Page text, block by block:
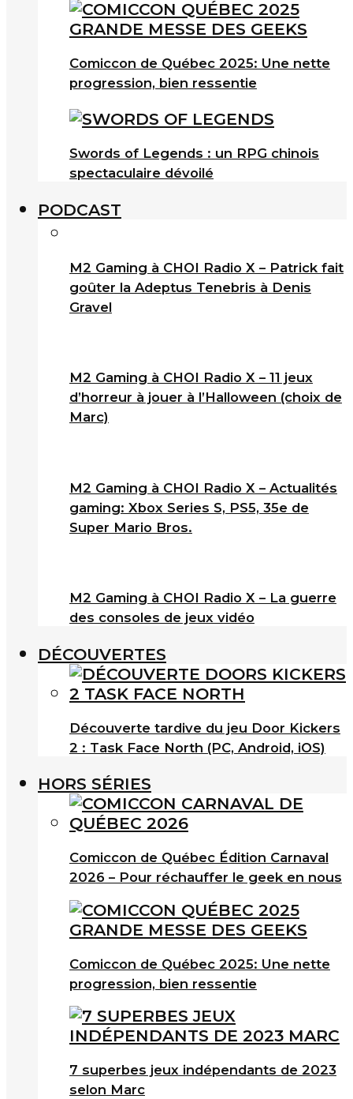
Comiccon de Québec 2025: Une nette
progression, bien ressentie
Swords of Legends : un RPG chinois
spectaculaire dévoilé
PODCAST
M2 Gaming à CHOI Radio X – Patrick fait
goûter la Adeptus Tenebris à Denis
Gravel
M2 Gaming à CHOI Radio X – 11 jeux
d’horreur à jouer à l’Halloween (choix de
Marc)
M2 Gaming à CHOI Radio X – Actualités
gaming: Xbox Series S, PS5, 35e de
Super Mario Bros.
M2 Gaming à CHOI Radio X – La guerre
des consoles de jeux vidéo
DÉCOUVERTES
Découverte tardive du jeu Door Kickers
2 : Task Face North (PC, Android, iOS)
HORS SÉRIES
Comiccon de Québec Édition Carnaval
2026 – Pour réchauffer le geek en nous
Comiccon de Québec 2025: Une nette
progression, bien ressentie
7 superbes jeux indépendants de 2023
selon Marc